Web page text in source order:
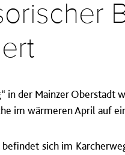
in der Mainzer
im wärmeren April auf
befindet sich im